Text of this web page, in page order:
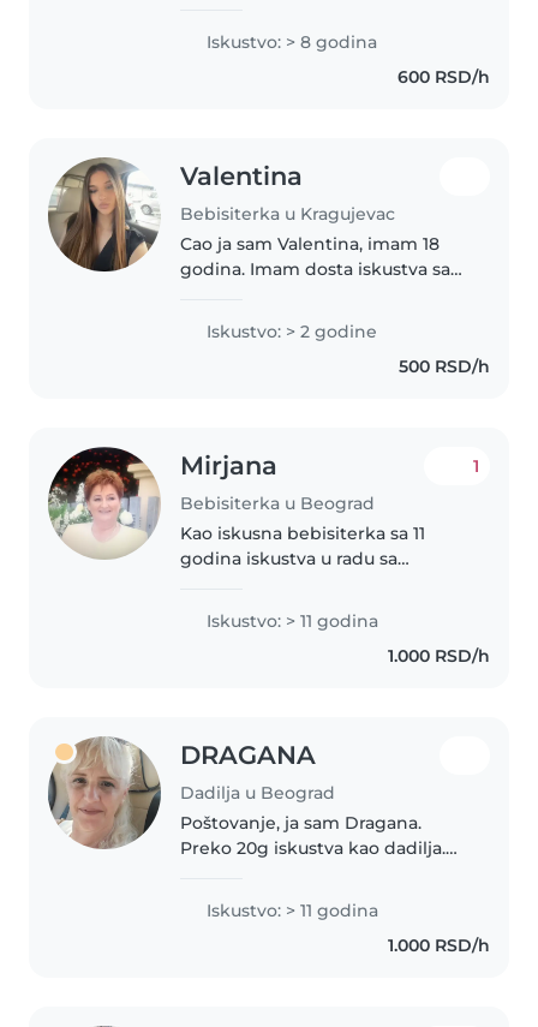
vodi ka radu u prosveti. Radila
sam u igraonici. Obožavam decu.
Imam takođe dvojicu sestrića..
Iskustvo: > 8 godina
600 RSD/h
Valentina
Bebisiterka u Kragujevac
Cao ja sam Valentina, imam 18
godina. Imam dosta iskustva sa
njih cuvala iz svoje porodice i
dalje familije. Mogu sa decom
sve raditi po dogovoru. Hvala.
Iskustvo: > 2 godine
500 RSD/h
Mirjana
Bebisiterka u Beograd
1
Kao iskusna bebisiterka sa 11
godina iskustva u radu sa
sam ponosna na svoje strpljenje,
komunikativnost i odgovornost.
Iskustvo: > 11 godina
1.000 RSD/h
DRAGANA
Dadilja u Beograd
Poštovanje, ja sam Dragana.
Preko 20g iskustva kao dadilja.
više. Po zanimanju matematičar,
pomažem deci u izradi domacih..
Iskustvo: > 11 godina
1.000 RSD/h